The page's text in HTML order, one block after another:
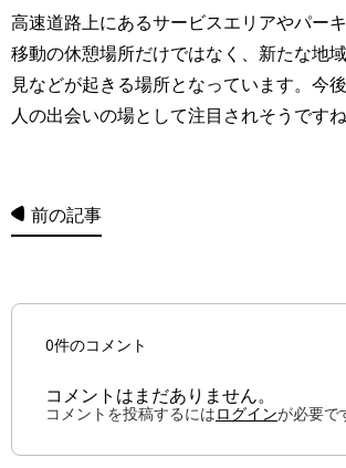
高速道路上にあるサービスエリアやパーキ
移動の休憩場所だけではなく、新たな地
見などが起きる場所となっています。今
人の出会いの場として注目されそうですね
前の記事
0件のコメント
コメントはまだありません。
コメントを投稿するにはログインが必要で